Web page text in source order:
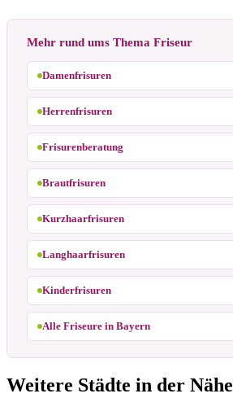
Mehr rund ums Thema Friseur
Damenfrisuren
Herrenfrisuren
Frisurenberatung
Brautfrisuren
Kurzhaarfrisuren
Langhaarfrisuren
Kinderfrisuren
Alle Friseure in Bayern
Weitere Städte in der Nähe